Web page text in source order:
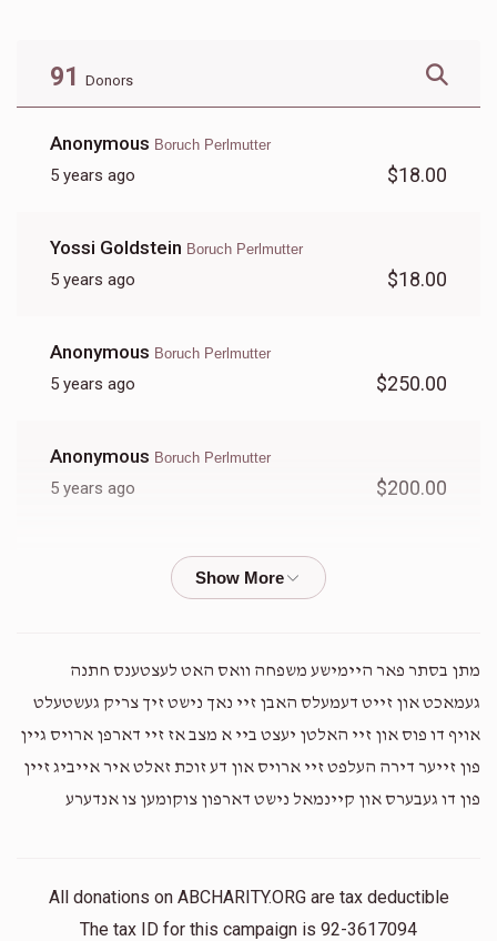
91 Donors
Anonymous Boruch Perlmutter
5 years ago $18.00
Yossi Goldstein Boruch Perlmutter
5 years ago $18.00
Anonymous Boruch Perlmutter
5 years ago $250.00
Anonymous Boruch Perlmutter
5 years ago $200.00
Boruch Perlmutter
Shevy NovilBoruch Perlmutter
5 years ago $1.00
Randy DeutschBoruch Perlmutter
5 years ago $82.00
5 years ago $72.00
מתן בסתר פאר היימישע משפחה וואס האט לעצטענס חתנה
געמאכט און זייט דעמעלס האבן זיי נאך נישט זיך צריק געשטעלט
אויף דו פוס און זיי האלטן יעצט ביי א מצב אז זיי דארפן ארויס גיין
פון זייער דירה העלפט זיי ארויס און דע זוכת זאלט איר אייביג זיין
פון דו געבערס און קיינמאל נישט דארפון צוקומען צו אנדערע
All donations on ABCHARITY.ORG are tax deductible
The tax ID for this campaign is 92-3617094